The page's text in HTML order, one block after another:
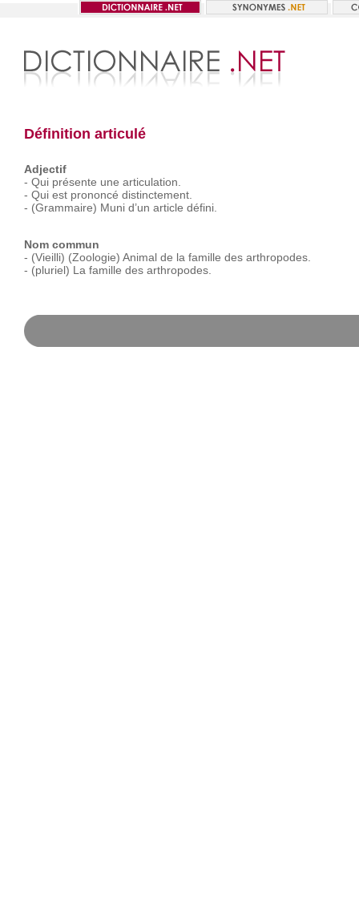
Définition articulé
Adjectif
- Qui présente une articulation.
- Qui est prononcé distinctement.
- (Grammaire) Muni d’un article défini.
Nom commun
- (Vieilli) (Zoologie) Animal de la famille des arthropodes.
- (pluriel) La famille des arthropodes.